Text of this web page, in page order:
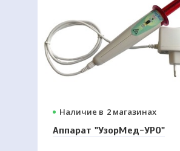
Наличие в 2 магазинах
Аппарат "УзорМед-УРО"